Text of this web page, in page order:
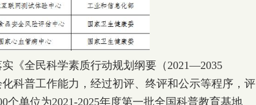
全民科学素质行动规划纲要（2021—2035
科普工作能力，经过初评、终评和公示等程序，评
单位为2021-2025年度第一批全国科普教育基地